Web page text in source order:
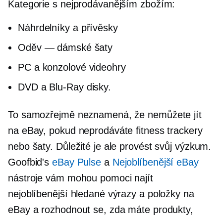
Kategorie s nejprodávanějším zbožím:
Náhrdelníky a přívěsky
Oděv — dámské šaty
PC a konzolové videohry
DVD a Blu-Raydisky.
To samozřejmě neznamená, že nemůžete jít
na eBay, pokud neprodáváte fitness trackery
nebo šaty. Důležité je ale provést svůj výzkum.
Goofbid'seBay Pulse a Nejoblíbenější eBay
nástroje vám mohou pomoci najít
nejoblíbenější hledané výrazy a položky na
eBay a rozhodnout se, zda máte produkty,